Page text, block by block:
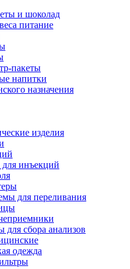
и шоколад
питание
пакеты
напитки
назначения
изделия
инъекций
для переливания
для сбора анализов
одежда